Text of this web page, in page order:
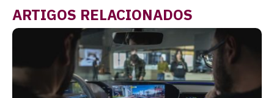
ARTIGOS RELACIONADOS